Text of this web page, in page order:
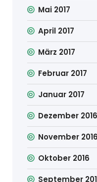
Mai 2017
April 2017
März 2017
Februar 2017
Januar 2017
Dezember 2016
November 2016
Oktober 2016
September